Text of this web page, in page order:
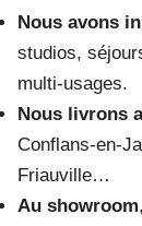
Nous avons
studios,
multi-usages.
Nous livrons
Conflans-en-
Friauville…
Au showroom